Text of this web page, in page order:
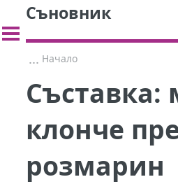
Съновник
... Начало
Съставка:
клонче
розмарин